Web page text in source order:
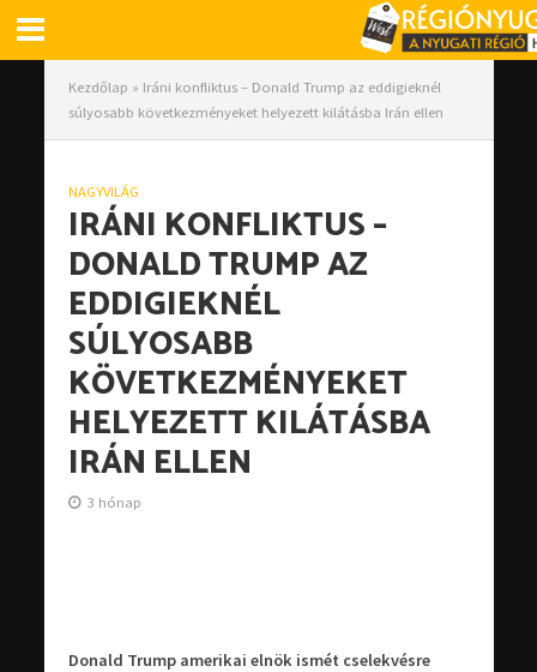
Kezdőlap » Iráni konfliktus – Donald Trump az eddigieknél
súlyosabb következményeket helyezett kilátásba Irán ellen
NAGYVILÁG
IRÁNI KONFLIKTUS –
DONALD TRUMP AZ
EDDIGIEKNÉL
SÚLYOSABB
KÖVETKEZMÉNYEKET
HELYEZETT KILÁTÁSBA
IRÁN ELLEN
3 hónap
Donald Trump amerikai elnök ismét cselekvésre